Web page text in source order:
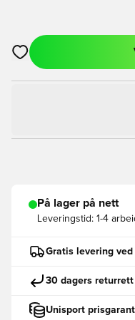
Åpner en Modal for å
På lager på nett
Leveringstid: 1-4
Gratis levering
30 dagers returrett
Unisport